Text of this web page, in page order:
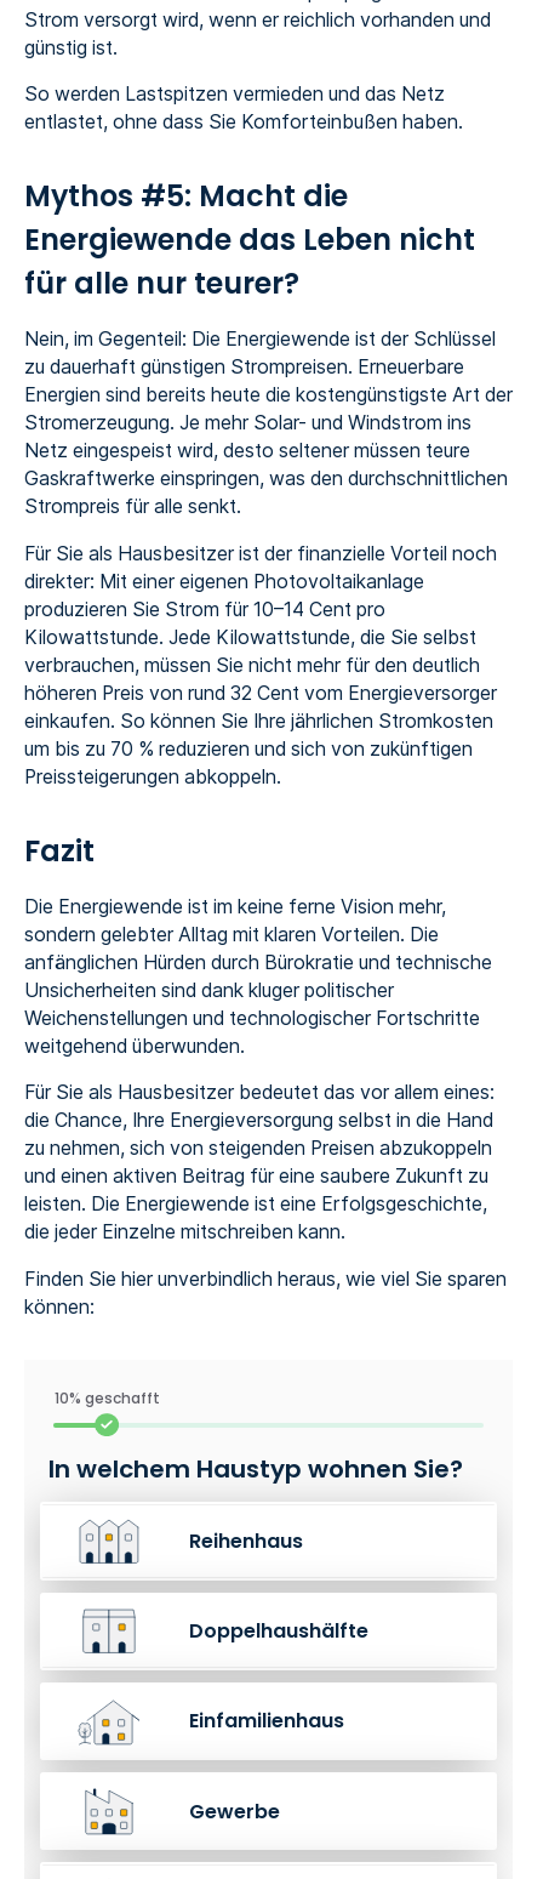
Strom versorgt wird, wenn er reichlich vorhanden und
günstig ist.
So werden Lastspitzen vermieden und das Netz
entlastet, ohne dass Sie Komforteinbußen haben.
Mythos #5: Macht die
Energiewende das Leben nicht
für alle nur teurer?
Nein, im Gegenteil: Die Energiewende ist der Schlüssel
zu dauerhaft günstigen Strompreisen. Erneuerbare
Energien sind bereits heute die kostengünstigste Art der
Stromerzeugung. Je mehr Solar- und Windstrom ins
Netz eingespeist wird, desto seltener müssen teure
Gaskraftwerke einspringen, was den durchschnittlichen
Strompreis für alle senkt.
Für Sie als Hausbesitzer ist der finanzielle Vorteil noch
direkter: Mit einer eigenen Photovoltaikanlage
produzieren Sie Strom für 10–14 Cent pro
Kilowattstunde. Jede Kilowattstunde, die Sie selbst
verbrauchen, müssen Sie nicht mehr für den deutlich
höheren Preis von rund 32 Cent vom Energieversorger
einkaufen. So können Sie Ihre jährlichen Stromkosten
um bis zu 70 % reduzieren und sich von zukünftigen
Preissteigerungen abkoppeln.
Fazit
Die Energiewende ist im keine ferne Vision mehr,
sondern gelebter Alltag mit klaren Vorteilen. Die
anfänglichen Hürden durch Bürokratie und technische
Unsicherheiten sind dank kluger politischer
Weichenstellungen und technologischer Fortschritte
weitgehend überwunden.
Für Sie als Hausbesitzer bedeutet das vor allem eines:
die Chance, Ihre Energieversorgung selbst in die Hand
zu nehmen, sich von steigenden Preisen abzukoppeln
und einen aktiven Beitrag für eine saubere Zukunft zu
leisten. Die Energiewende ist eine Erfolgsgeschichte,
die jeder Einzelne mitschreiben kann.
Finden Sie hier unverbindlich heraus, wie viel Sie sparen
können:
10% geschafft
In welchem Haustyp wohnen Sie?
Reihenhaus
Doppelhaushälfte
Einfamilienhaus
Gewerbe